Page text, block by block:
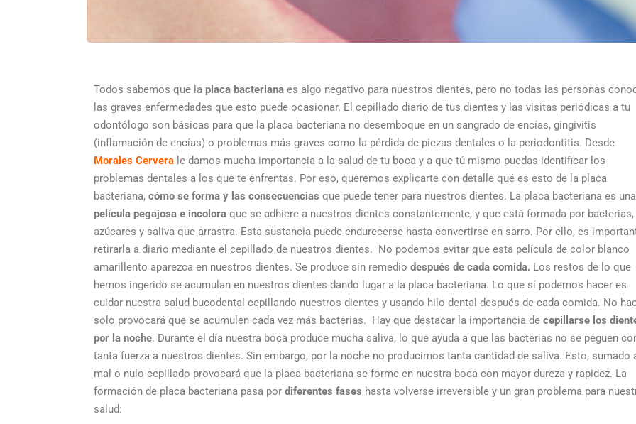
Todos sabemos que la placa bacteriana es algo negativo para nuestros dientes, pero no todas las personas
las graves enfermedades que esto puede ocasionar. El cepillado diario de tus dientes y las visitas periódicas a tu
odontólogo son básicas para que la placa bacteriana no desemboque en un sangrado de encías, gingivitis
(inflamación de encías) o problemas más graves como la pérdida de piezas dentales o la periodontitis. Desde
Morales Cervera le damos mucha importancia a la salud de tu boca y a que tú mismo puedas identificar los
problemas dentales a los que te enfrentas. Por eso, queremos explicarte con detalle qué es esto de la placa
bacteriana, cómo se forma y las consecuencias que puede tener para nuestros dientes. La placa bacteriana es una
película pegajosa e incolora que se adhiere a nuestros dientes constantemente, y que está formada por bacterias,
azúcares y saliva que arrastra. Esta sustancia puede endurecerse hasta convertirse en sarro. Por ello, es
retirarla a diario mediante el cepillado de nuestros dientes. No podemos evitar que esta película de color blanco
amarillento aparezca en nuestros dientes. Se produce sin remedio después de cada comida. Los restos de lo que
hemos ingerido se acumulan en nuestros dientes dando lugar a la placa bacteriana. Lo que sí podemos hacer es
cuidar nuestra salud bucodental cepillando nuestros dientes y usando hilo dental después de cada comida. No
solo provocará que se acumulen cada vez más bacterias. Hay que destacar la importancia de cepillarse los
por la noche. Durante el día nuestra boca produce mucha saliva, lo que ayuda a que las bacterias no se peguen
tanta fuerza a nuestros dientes. Sin embargo, por la noche no producimos tanta cantidad de saliva. Esto, sumado
mal o nulo cepillado provocará que la placa bacteriana se forme en nuestra boca con mayor dureza y rapidez. La
formación de placa bacteriana pasa por diferentes fases hasta volverse irreversible y un gran problema para
salud: